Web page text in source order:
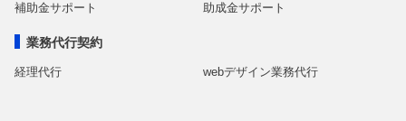
補助金サポート 助成金サポート
業務代行契約
経理代行 webデザイン業務代行